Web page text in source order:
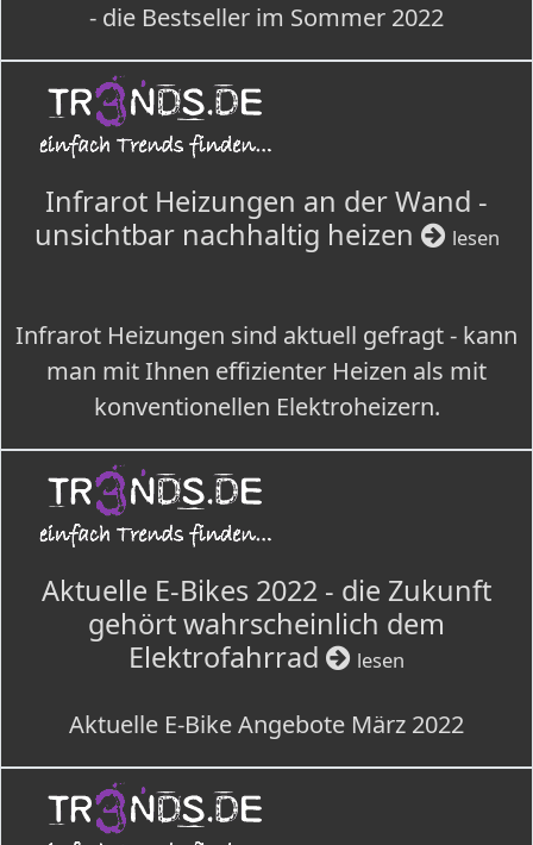
- die Bestseller im Sommer 2022
Infrarot Heizungen an der Wand -
unsichtbar nachhaltig heizen
lesen
Infrarot Heizungen sind aktuell gefragt - kann
man mit Ihnen effizienter Heizen als mit
konventionellen Elektroheizern.
Aktuelle E-Bikes 2022 - die Zukunft
gehört wahrscheinlich dem
Elektrofahrrad
lesen
Aktuelle E-Bike Angebote März 2022